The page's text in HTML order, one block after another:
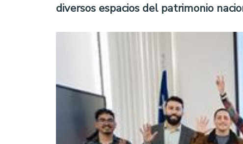
diversos espacios del patrimonio